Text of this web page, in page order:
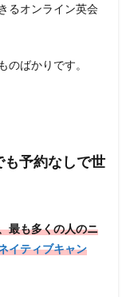
るオンライン英会
のばかりです。
も予約なしで世
最も多くの人のニ
イティブキャン